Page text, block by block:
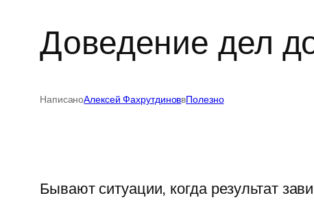
Доведение дел
НаписаноАлексей ФахрутдиноввПолезно
Бывают ситуации, когда результат